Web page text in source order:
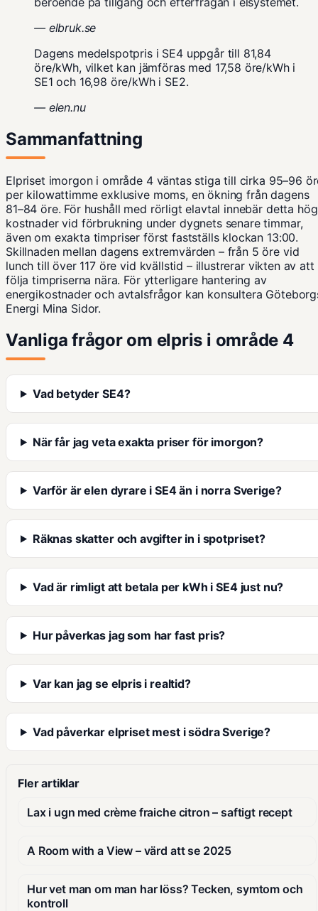
— elbruk.se
Dagens medelspotpris i SE4 uppgår till 81,84
öre/kWh, vilket kan jämföras med 17,58 öre/kWh i
SE1 och 16,98 öre/kWh i SE2.
— elen.nu
Sammanfattning
Elpriset imorgon i område 4 väntas stiga till cirka 95–96
per kilowattimme exklusive moms, en ökning från dagens
81–84 öre. För hushåll med rörligt elavtal innebär detta
kostnader vid förbrukning under dygnets senare timmar,
även om exakta timpriser först fastställs klockan 13:00.
Skillnaden mellan dagens extremvärden – från 5 öre vid
lunch till över 117 öre vid kvällstid – illustrerar vikten av att
följa timpriserna nära. För ytterligare hantering av
energikostnader och avtalsfrågor kan konsultera
Energi Mina Sidor.
Vanliga frågor om elpris i område 4
Vad betyder SE4?
När får jag veta exakta priser för imorgon?
Varför är elen dyrare i SE4 än i norra Sverige?
Räknas skatter och avgifter in i spotpriset?
Vad är rimligt att betala per kWh i SE4 just nu?
Hur påverkas jag som har fast pris?
Var kan jag se elpris i realtid?
Vad påverkar elpriset mest i södra Sverige?
Fler artiklar
Lax i ugn med crème fraiche citron – saftigt recept
A Room with a View – värd att se 2025
Hur vet man om man har löss? Tecken, symtom och
kontroll